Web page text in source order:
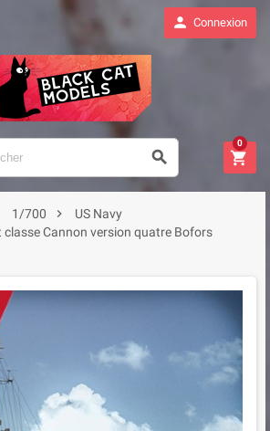
 Connexion
 
0
1/700 
US Navy
classe Cannon version quatre Bofors